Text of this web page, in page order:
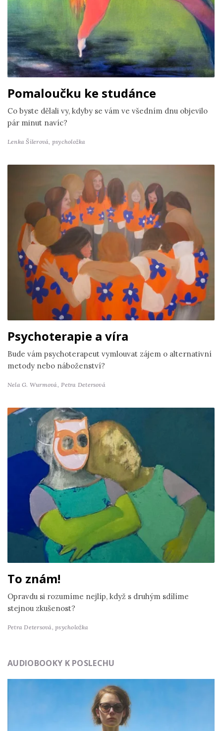
Pomaloučku ke studánce
Co byste dělali vy, kdyby se vám ve všedním dnu objevilo
pár minut navíc?
Lenka Šilerová, psycholožka
Psychoterapie a víra
Bude vám psychoterapeut vymlouvat zájem o alternativní
metody nebo náboženství?
Nela G. Wurmová, Petra Detersová
To znám!
Opravdu si rozumíme nejlíp, když s druhým sdílíme
stejnou zkušenost?
Petra Detersová,psycholožka
AUDIOBOOKY K POSLECHU